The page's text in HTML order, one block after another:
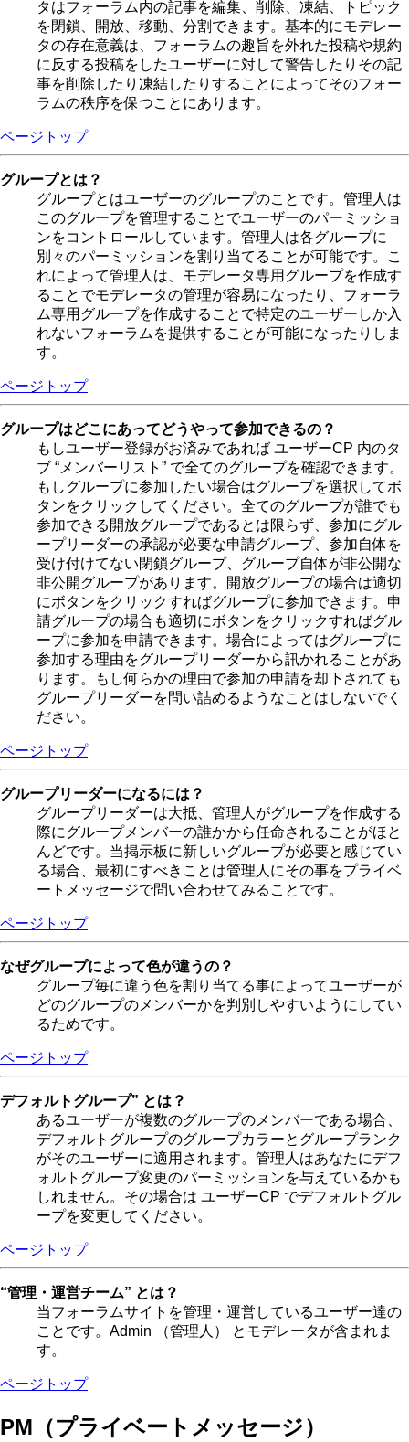
タはフォーラム内の記事を編集、削除、凍結、トピック
を閉鎖、開放、移動、分割できます。基本的にモデレー
タの存在意義は、フォーラムの趣旨を外れた投稿や規約
に反する投稿をしたユーザーに対して警告したりその記
事を削除したり凍結したりすることによってそのフォー
ラムの秩序を保つことにあります。
ページトップ
グループとは？
グループとはユーザーのグループのことです。管理人は
このグループを管理することでユーザーのパーミッショ
ンをコントロールしています。管理人は各グループに
別々のパーミッションを割り当てることが可能です。こ
れによって管理人は、モデレータ専用グループを作成す
ることでモデレータの管理が容易になったり、フォーラ
ム専用グループを作成することで特定のユーザーしか入
れないフォーラムを提供することが可能になったりしま
す。
ページトップ
グループはどこにあってどうやって参加できるの？
もしユーザー登録がお済みであれば ユーザーCP 内のタ
ブ “メンバーリスト” で全てのグループを確認できます。
もしグループに参加したい場合はグループを選択してボ
タンをクリックしてください。全てのグループが誰でも
参加できる開放グループであるとは限らず、参加にグル
ープリーダーの承認が必要な申請グループ、参加自体を
受け付けてない閉鎖グループ、グループ自体が非公開な
非公開グループがあります。開放グループの場合は適切
にボタンをクリックすればグループに参加できます。申
請グループの場合も適切にボタンをクリックすればグル
ープに参加を申請できます。場合によってはグループに
参加する理由をグループリーダーから訊かれることがあ
ります。もし何らかの理由で参加の申請を却下されても
グループリーダーを問い詰めるようなことはしないでく
ださい。
ページトップ
グループリーダーになるには？
グループリーダーは大抵、管理人がグループを作成する
際にグループメンバーの誰かから任命されることがほと
んどです。当掲示板に新しいグループが必要と感じてい
る場合、最初にすべきことは管理人にその事をプライベ
ートメッセージで問い合わせてみることです。
ページトップ
なぜグループによって色が違うの？
グループ毎に違う色を割り当てる事によってユーザーが
どのグループのメンバーかを判別しやすいようにしてい
るためです。
ページトップ
デフォルトグループ” とは？
あるユーザーが複数のグループのメンバーである場合、
デフォルトグループのグループカラーとグループランク
がそのユーザーに適用されます。管理人はあなたにデフ
ォルトグループ変更のパーミッションを与えているかも
しれません。その場合は ユーザーCP でデフォルトグル
ープを変更してください。
ページトップ
“管理・運営チーム” とは？
当フォーラムサイトを管理・運営しているユーザー達の
ことです。Admin （管理人） とモデレータが含まれま
す。
ページトップ
PM（プライベートメッセージ）